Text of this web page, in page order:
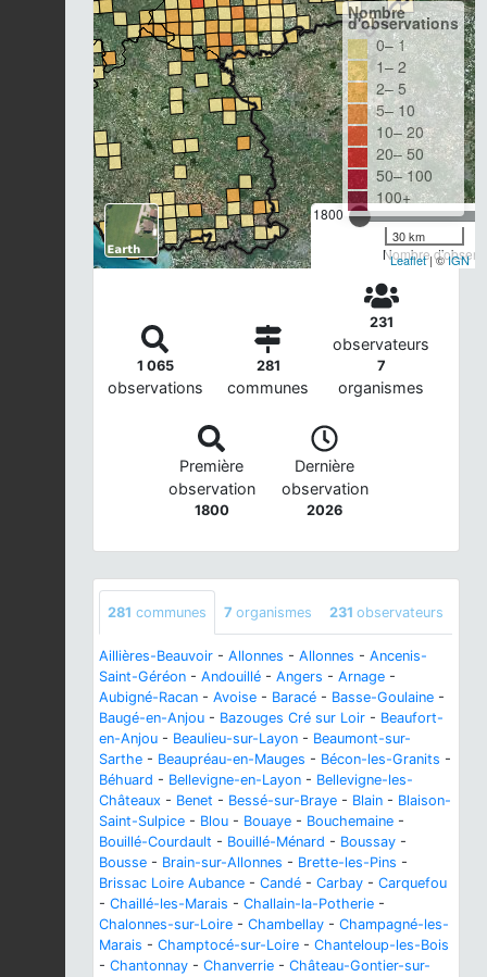
1800
Nombre
Nombre
d'observations
0– 1
1– 2
2– 5
5– 10
10– 20
20– 50
50– 100
100+
30 km
Leaflet| ©IGN
1 065
observations
281
communes
231
observateurs
7
organismes
Première
observation
1800
Dernière
observation
2026
281 communes 7 organismes 231 observateurs
Aillières-Beauvoir - Allonnes - Allonnes - Ancenis-
Saint-Géréon - Andouillé - Angers - Arnage -
Aubigné-Racan - Avoise - Baracé - Basse-Goulaine -
Baugé-en-Anjou - Bazouges Cré sur Loir - Beaufort-
en-Anjou - Beaulieu-sur-Layon - Beaumont-sur-
Sarthe - Beaupréau-en-Mauges - Bécon-les-Granits -
Béhuard - Bellevigne-en-Layon - Bellevigne-les-
Châteaux - Benet - Bessé-sur-Braye - Blain - Blaison-
Saint-Sulpice - Blou - Bouaye - Bouchemaine -
Bouillé-Courdault - Bouillé-Ménard - Boussay -
Bousse - Brain-sur-Allonnes - Brette-les-Pins -
Brissac Loire Aubance - Candé - Carbay - Carquefou
- Chaillé-les-Marais - Challain-la-Potherie -
Chalonnes-sur-Loire - Chambellay - Champagné-les-
Marais - Champtocé-sur-Loire - Chanteloup-les-Bois
- Chantonnay - Chanverrie - Château-Gontier-sur-